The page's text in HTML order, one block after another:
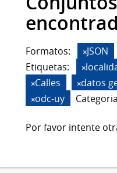
Formatos: JSON
Etiquetas:
Calles
datos
odc-uy
Por favor intente